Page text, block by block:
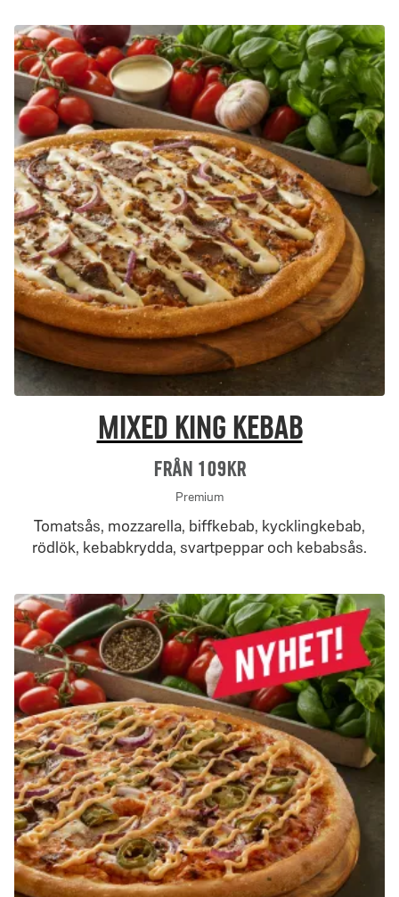
Mixed King Kebab
Från 109Kr
Premium
Tomatsås, mozzarella, biffkebab, kycklingkebab,
rödlök, kebabkrydda, svartpeppar och kebabsås.